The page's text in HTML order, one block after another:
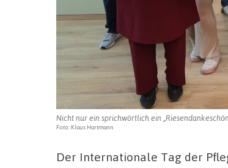
Nicht nur ein sprichwörtlich ein
Foto: Klaus Hartmann
Der Internationale Tag der